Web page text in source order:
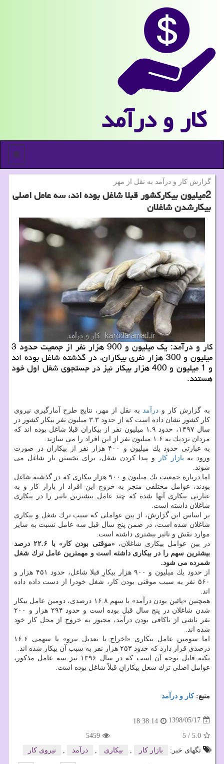
كار و درآمد
منو
گزارش كار و درآمد به نقل از مهر
2میلیون بیكاركشور قبلا شاغل بوده اند، سه عامل اصلی
بیكارشدن شاغلان
كار و درآمد: یك میلیون و 900 هزار نفر از جمعیت حدود 3
میلیون و 300 هزار نفری بیكاران، در گذشته شاغل بوده اند
و 1 میلیون و 400 هزار بیكار نیز در جستجوی شغل اول خود
هستند.
به گزارش كار و درآمدبه نقل از مهر، نتایج طرح آمارگیری نیروی
كار كشور نشان داده است كه از حدود ۳.۳ میلیون نفر بیكار كشور در
سال ۱۳۹۷، حدود ۱.۹ میلیون نفر از بیكاران قبلا شاغل بوده اند كه
مردان نزدیك به ۱.۶ میلیون نفر از این افراد را می سازند.
به عبارتی حدود یك میلیون و ۴۰۰ هزار نفر از بیكاران در صورت
ورود به بازار كار
و پیدا كردن شغل، برای نخستن بار شاغل می
شوند.
اما درباره جمعیت یك میلیون و ۹۰۰ هزار بیكاری كه در گذشته شاغل
بودند، عوامل مختلفی منجر به خروج این افراد از بازار كار و به
عبارتی بیكاری آنها شده كه چند عامل بیشترین تاثیر را در بیكاری
شاغلان داشته است.
بر اساس این گزارش، از بین عواملی كه سبب ترك شغل و بیكاری
شاغلان شده است، در ضمن پنج سال قبل سه عامل نسبت به سایر
موارد نقش و تاثیر بیشتری داشته است.
در بین عوامل بیكاری شاغلان،
«موقتی بودن كار» با ۲۲.۶ درصد
بیشترین سهم را در بیكاری داشته است و مهمترین عامل ترك شغل
شمرده می شود.
از حدود یك میلیون و ۹۰۰ هزار بیكارِ قبلا شاغل، حدود ۴۵۱ هزار و
۵۶۰ نفر به سبب موقتی بودن كار، شغل خودرا از دست داده داده
اند.
همچنین «پائین بودن درآمد» با سهم ۱۶.۸ درصدی، دومین عامل بیكار
شدن شاغلان در پنج سال قبل بوده است و حدود ۲۹۴ هزار و ۲۰۰
نفر ناشی از ناكافی بودن درآمد، مجبور به خروج از محل كار خود
شده اند.
اما سومین عامل بیكاری «اخراج یا تعدیل نیرو» با سهمی ۱۶.۶
درصدی قرار دارد كه حدود ۲۵۳ هزار نفر به سبب آن بیكار شده اند.
نكته قابل توجه آن است كه در سال ۱۳۹۶ نیز سه عامل مذكور،
عوامل اصلی ترك شغل بیكارانِ قبلاً شاغل بوده است.
منبع:كار و درآمد
1398/05/17
18:38:14
5.0
/
5
5459
تگهای خبر:
بازار كار بیكاری درآمد نیروی كار